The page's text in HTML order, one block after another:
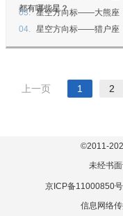
都有哪些星？
03. 星空方向标——大熊座（下
04. 星空方向标——猎户座
上一页 1 2
©2011-
未经书
京ICP备11000850
信息网络